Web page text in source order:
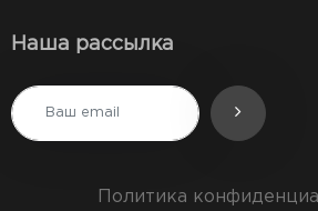
Наша рассылка
Политика